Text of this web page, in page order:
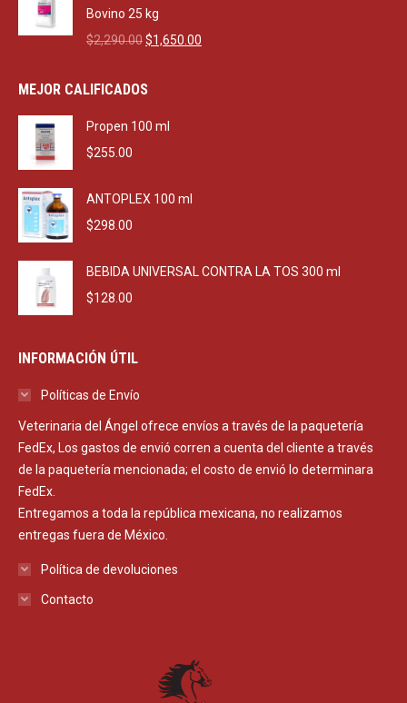
$470.00.
Bovino 25 kg
$2,290.00Original
was:
$1,650.00
MEJOR CALIFICADOS
Propen 100 ml
$255.00
ANTOPLEX 100 ml
$298.00
BEBIDA UNIVERSAL CONTRA LA TOS 300 ml
$128.00
INFORMACIÓN ÚTIL
Políticas de Envío
Veterinaria del Ángel ofrece envíos a través de la paquetería
FedEx, Los gastos de envió corren a cuenta del cliente a través
de la paquetería mencionada; el costo de envió lo determinara
FedEx.
Entregamos a toda la república mexicana, no realizamos
entregas fuera de México.
Política de devoluciones
Contacto